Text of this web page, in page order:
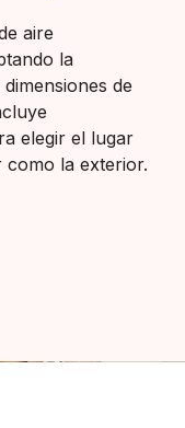
aire
la
de
elegir el lugar
como la exterior.